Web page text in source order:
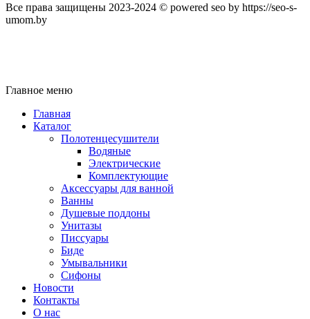
Все права защищены 2023-2024 © powered seo by https://seo-s-
umom.by
Главное меню
Главная
Каталог
Полотенцесушители
Водяные
Электрические
Комплектующие
Аксессуары для ванной
Ванны
Душевые поддоны
Унитазы
Писсуары
Биде
Умывальники
Сифоны
Новости
Контакты
О нас